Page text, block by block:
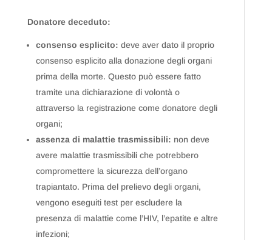
Donatore deceduto:
consenso esplicito: deve aver dato il proprio
consenso esplicito alla donazione degli organi
prima della morte. Questo può essere fatto
tramite una dichiarazione di volontà o
attraverso la registrazione come donatore degli
organi;
assenza di malattie trasmissibili: non deve
avere malattie trasmissibili che potrebbero
compromettere la sicurezza dell’organo
trapiantato. Prima del prelievo degli organi,
vengono eseguiti test per escludere la
presenza di malattie come l’HIV, l’epatite e altre
infezioni;